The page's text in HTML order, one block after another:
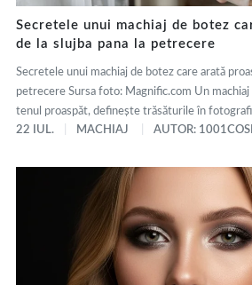
Secretele unui machiaj de botez
de la slujba pana la petrecere
Secretele unui machiaj de botez care arată
petrecere Sursa foto: Magnific.com Un
tenul proaspăt, definește trăsăturile în
22 IUL.
MACHIAJ AUTOR: